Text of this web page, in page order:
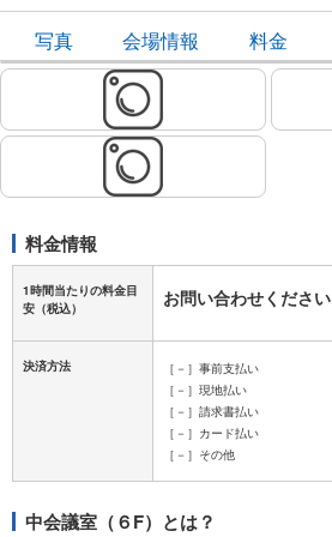
写真 会場情報 料金
料金情報
1時間当たりの料金目
安 （税込） お問い合わせください
決済方法
［－］事前支払い
［－］現地払い
［－］請求書払い
［－］カード払い
［－］その他
中会議室（６F）とは？